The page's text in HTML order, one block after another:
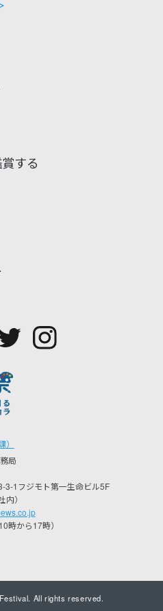
する
務局
3-1フジモト第一生命ビル5F
内）
時から17時）
All rights reserved.